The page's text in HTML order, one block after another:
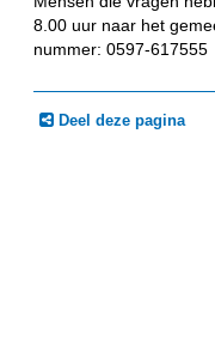
8.00 uur naar het
nummer: 0597-617555
Deel deze pagina